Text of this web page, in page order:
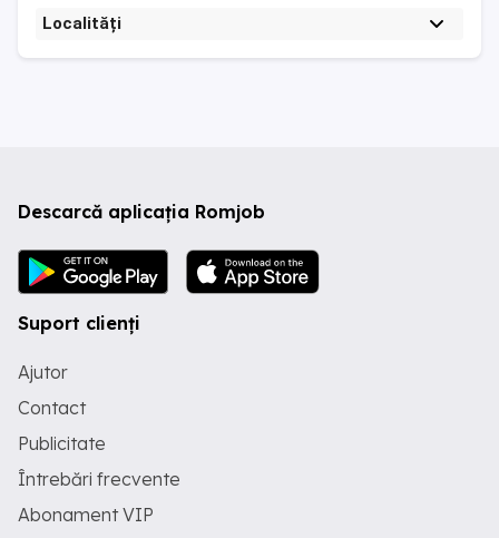
Localități
Descarcă aplicația Romjob
Suport clienți
Ajutor
Contact
Publicitate
Întrebări frecvente
Abonament VIP